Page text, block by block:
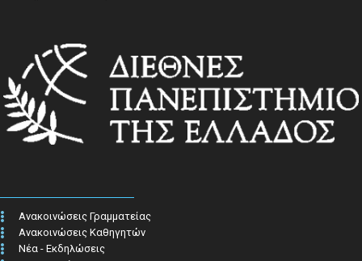
Ανακοινώσεις Γραμματείας
Ανακοινώσεις Καθηγητών
Νέα - Εκδηλώσεις